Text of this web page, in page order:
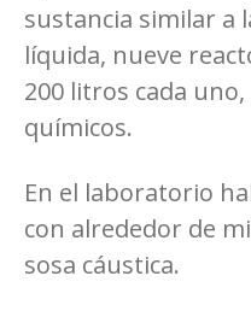
sustancia similar a
líquida, nueve
200 litros cada
químicos.
En el laboratorio
con alrededor de
sosa cáustica.